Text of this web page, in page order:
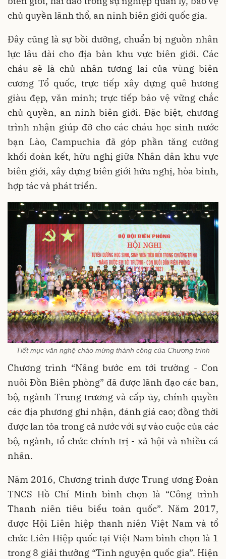
chủ quyền lãnh thổ, an ninh biên giới quốc gia.
Đây cũng là sự bồi dưỡng, chuẩn bị nguồn nhân
lực lâu dài cho địa bàn khu vực biên giới. Các
cháu sẽ là chủ nhân tương lai của vùng biên
cương Tổ quốc, trực tiếp xây dựng quê hương
giàu đẹp, văn minh; trực tiếp bảo vệ vững chắc
chủ quyền, an ninh biên giới. Đặc biệt, chương
trình nhận giúp đỡ cho các cháu học sinh nước
bạn Lào, Campuchia đã góp phần tăng cường
khối đoàn kết, hữu nghị giữa Nhân dân khu vực
biên giới, xây dựng biên giới hữu nghị, hòa bình,
hợp tác và phát triển.
Tiết mục văn nghệ chào mừng thành công của Chương trình
Chương trình “Nâng bước em tới trường - Con
nuôi Đồn Biên phòng” đã được lãnh đạo các ban,
bộ, ngành Trung trương và cấp ủy, chính quyền
các địa phương ghi nhận, đánh giá cao; đồng thời
được lan tỏa trong cả nước với sự vào cuộc của các
bộ, ngành, tổ chức chính trị - xã hội và nhiều cá
nhân.
Năm 2016, Chương trình được Trung ương Đoàn
TNCS Hồ Chí Minh bình chọn là “Công trình
Thanh niên tiêu biểu toàn quốc”. Năm 2017,
được Hội Liên hiệp thanh niên Việt Nam và tổ
chức Liên Hiệp quốc tại Việt Nam bình chọn là 1
trong 8 giải thưởng “Tình nguyện quốc gia”. Hiện